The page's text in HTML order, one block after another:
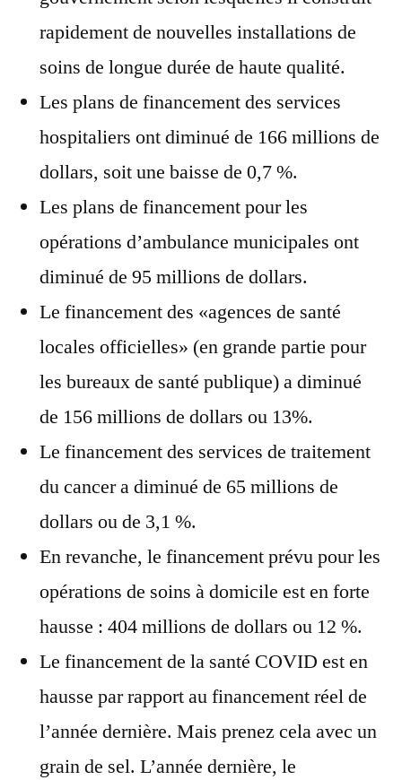
rapidement de nouvelles installations de
soins de longue durée de haute qualité.
Les plans de financement des services
hospitaliers ont diminué de 166 millions de
dollars, soit une baisse de 0,7 %.
Les plans de financement pour les
opérations d’ambulance municipales ont
diminué de 95 millions de dollars.
Le financement des «agences de santé
locales officielles» (en grande partie pour
les bureaux de santé publique) a diminué
de 156 millions de dollars ou 13%.
Le financement des services de traitement
du cancer a diminué de 65 millions de
dollars ou de 3,1 %.
En revanche, le financement prévu pour les
opérations de soins à domicile est en forte
hausse : 404 millions de dollars ou 12 %.
Le financement de la santé COVID est en
hausse par rapport au financement réel de
l’année dernière. Mais prenez cela avec un
grain de sel. L’année dernière, le